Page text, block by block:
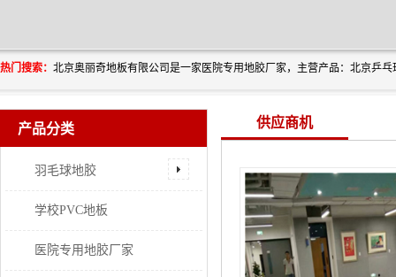
热门搜索：
产品分类
羽毛球地胶
学校PVC地板
医院专用地胶厂家
供应商机